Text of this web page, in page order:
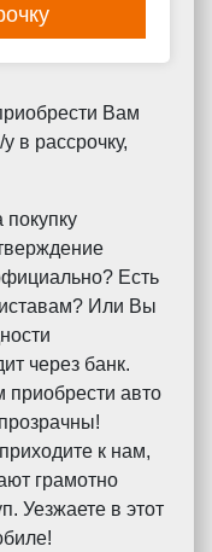
Вам
в рассрочку,
покупку
Есть
Или Вы
через банк.
авто
к нам,
грамотно
Уезжаете в этот